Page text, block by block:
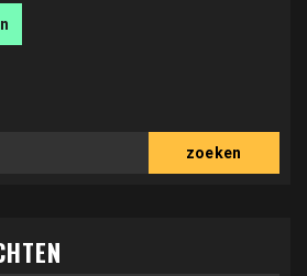
zoeken